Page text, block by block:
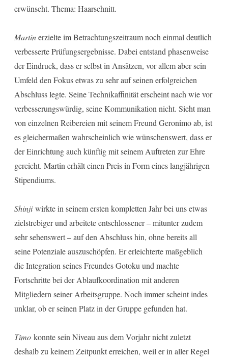
erwünscht. Thema: Haarschnitt.
Martinerzielte im Betrachtungszeitraum noch einmal deutlich
verbesserte Prüfungsergebnisse. Dabei entstand phasenweise
der Eindruck, dass er selbst in Ansätzen, vor allem aber sein
Umfeld den Fokus etwas zu sehr auf seinen erfolgreichen
Abschluss legte. Seine Technikaffinität erscheint nach wie vor
verbesserungswürdig, seine Kommunikation nicht. Sieht man
von einzelnen Reibereien mit seinem Freund Geronimo ab, ist
es gleichermaßen wahrscheinlich wie wünschenswert, dass er
der Einrichtung auch künftig mit seinem Auftreten zur Ehre
gereicht. Martin erhält einen Preis in Form eines langjährigen
Stipendiums.
Shinjiwirkte in seinem ersten kompletten Jahr bei uns etwas
zielstrebiger und arbeitete entschlossener – mitunter zudem
sehr sehenswert – auf den Abschluss hin, ohne bereits all
seine Potenziale auszuschöpfen. Er erleichterte maßgeblich
die Integration seines Freundes Gotoku und machte
Fortschritte bei der Ablaufkoordination mit anderen
Mitgliedern seiner Arbeitsgruppe. Noch immer scheint indes
unklar, ob er seinen Platz in der Gruppe gefunden hat.
Timo konnte sein Niveau aus dem Vorjahr nicht zuletzt
deshalb zu keinem Zeitpunkt erreichen, weil er in aller Regel